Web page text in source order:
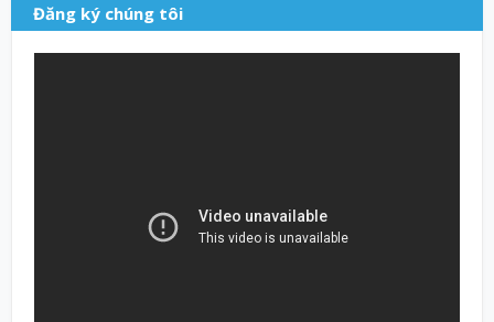
Đăng ký chúng tôi